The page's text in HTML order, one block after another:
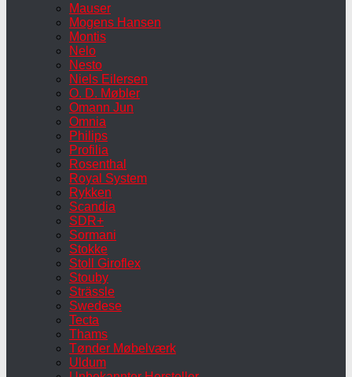
Mauser
Mogens Hansen
Montis
Nelo
Nesto
Niels Eilersen
O. D. Møbler
Omann Jun
Omnia
Philips
Profilia
Rosenthal
Royal System
Rykken
Scandia
SDR+
Sormani
Stokke
Stoll Giroflex
Stouby
Strässle
Swedese
Tecta
Thams
Tønder Møbelværk
Uldum